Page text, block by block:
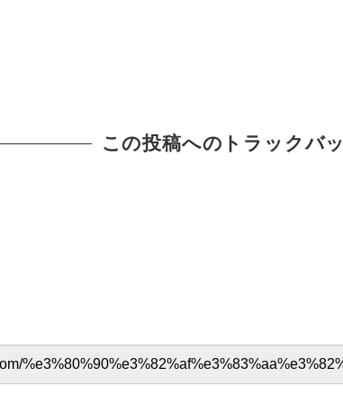
この投稿へのトラックバ